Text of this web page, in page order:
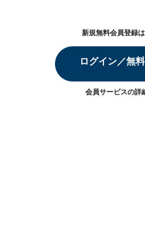
新規無料会員登録
ログイン／無
会員サービスの詳